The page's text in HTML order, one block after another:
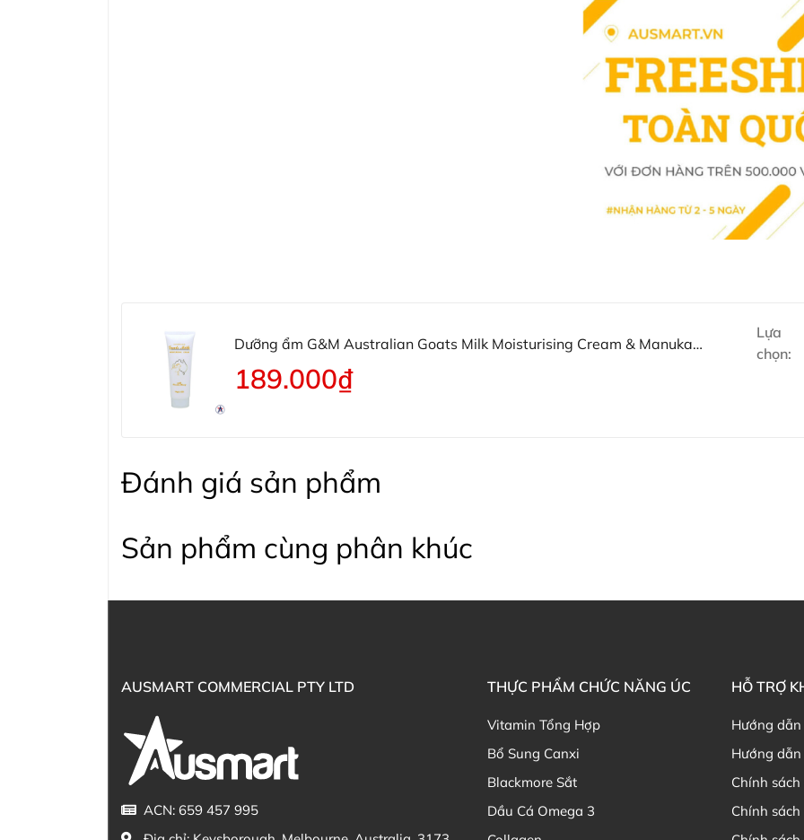
Honey ở đâu?
Khách hàng có thể đặt mua
Honey trực tiếp trên website
Ausmart tại:
Facebook Ausmart.au|
Zalo Ausmart.au
|
Điện thoại liên hệ đặt hàng:
Thạc sĩ Điều dưỡng & Cố vấn
Dưỡng ẩm G&M Australian Goats Milk Moisturising Cream & Manuka
189.000₫
Lựa
chọn:
Đánh giá sản phẩm
Sản phẩm cùng phân khúc
AUSMART COMMERCIAL PTY LTD
ACN: 659 457 995
THỰC PHẨM CHỨC NĂNG ÚC
Vitamin Tổng Hợp
Bổ Sung Canxi
Blackmore Sắt
Dầu Cá Omega 3
HỖ TRỢ
Hướng
Hướng
Chính
Chính